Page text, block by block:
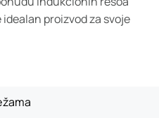
proizvod za svoje